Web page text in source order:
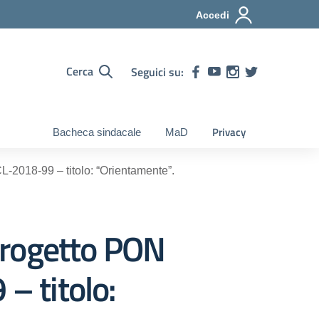
Accedi
Cerca Seguici su:
Bacheca sindacale MaD Privacy
2018-99 – titolo: “Orientamente”.
PON
– titolo: